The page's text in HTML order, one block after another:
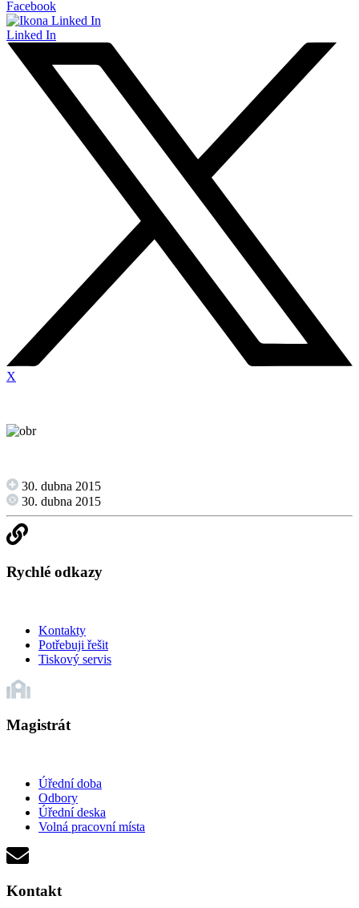
Facebook
Linked In
X
30. dubna 2015
30. dubna 2015
Rychlé odkazy
Kontakty
Potřebuji řešit
Tiskový servis
Magistrát
Úřední doba
Odbory
Úřední deska
Volná pracovní místa
Kontakt